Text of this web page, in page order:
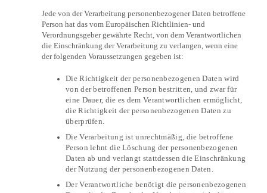
Jede von der Verarbeitung personenbezogener Daten betroffene
Person hat das vom Europäischen Richtlinien- und
Verordnungsgeber gewährte Recht, von dem Verantwortlichen
die Einschränkung der Verarbeitung zu verlangen, wenn eine
der folgenden Voraussetzungen gegeben ist:
Die Richtigkeit der personenbezogenen Daten wird
von der betroffenen Person bestritten, und zwar für
eine Dauer, die es dem Verantwortlichen ermöglicht,
die Richtigkeit der personenbezogenen Daten zu
überprüfen.
Die Verarbeitung ist unrechtmäßig, die betroffene
Person lehnt die Löschung der personenbezogenen
Daten ab und verlangt stattdessen die Einschränkung
der Nutzung der personenbezogenen Daten.
Der Verantwortliche benötigt die personenbezogenen